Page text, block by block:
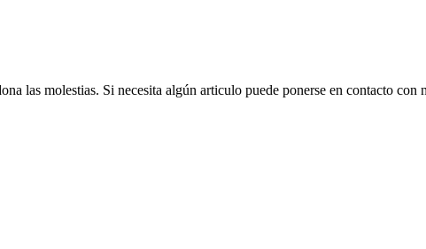
las molestias. Si necesita algún articulo puede ponerse en contacto